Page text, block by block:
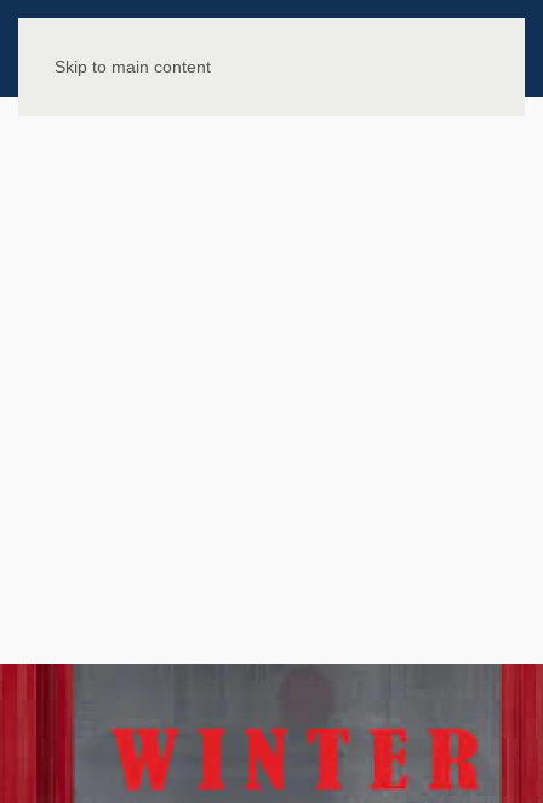
Skip to main content